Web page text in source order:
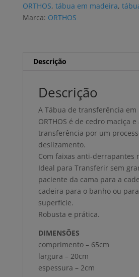
ORTHOS, tábua em madeira,
Marca: ORTHOS
Descrição
Descrição
A Tábua de transferência em
ORTHOS é de cedro maciça
transferência por um
deslizamento.
Com faixas anti-derrapantes
Ideal para Transferir sem
paciente da cama para a
cadeira para o banho ou
superficie.
Robusta e prática.
DIMENSÕES
comprimento – 65cm
largura – 20cm
espessura – 2cm